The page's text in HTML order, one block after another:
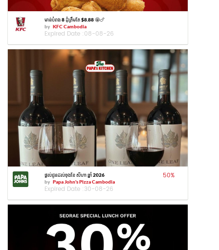
មាន់បំពង 8 ដុំត្រឹមតែ $8.88 🤩🍗
by KFC Cambodia
Expired Date :08-08-26
ផ្តល់ជូនដល់ចុងខែ សីហា ឆ្នាំ 2026
by Papa John's Pizza Cambodia
Expired Date :30-08-26
50%